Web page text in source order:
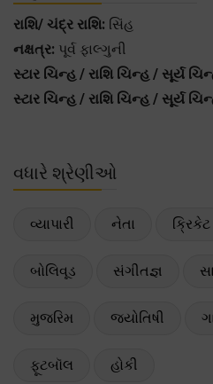
રાશિ/ ચંદ્ર રાશિ: સિંહ
નક્ષત્ર: પૂર્વ ફાલ્ગુની
સ્ટાર ચિન્હ / રાશિ ચિન્હ / સૂર્ય
સ્ટાર ચિન્હ / રાશિ ચિન્હ / સૂર્ય
વધારે શ્રેણીઓ
વ્યાપારી નેતા ક્રિકેટ
બોલિવૂડ સંગીતજ્ઞ
મુજરિમ જ્યોતિષી
ફૂટબૉલ હોકી